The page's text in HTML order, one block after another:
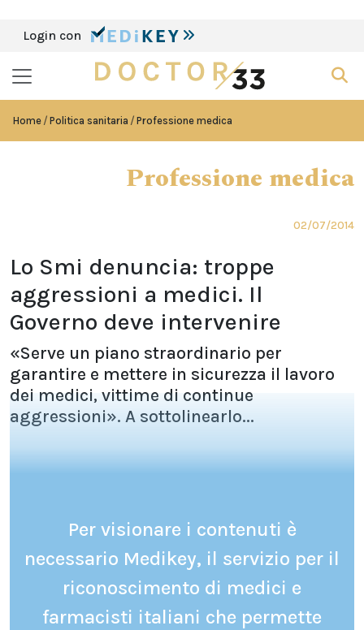
Login con
Home Politica sanitaria Professione medica
Professione medica
02/07/2014
Lo Smi denuncia: troppe
aggressioni a medici. Il
Governo deve intervenire
«Serve un piano straordinario per
garantire e mettere in sicurezza il lavoro
dei medici, vittime di continue
aggressioni». A sottolinearlo...
Per visionare i contenuti è
necessario Medikey, il servizio per il
riconoscimento di medici e
farmacisti italiani che permette